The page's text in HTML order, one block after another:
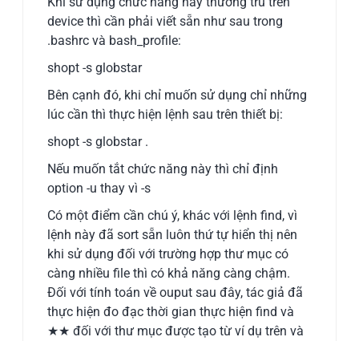
device thì cần phải viết sẵn như sau trong
.bashrc và bash_profile:
shopt -s globstar
Bên cạnh đó, khi chỉ muốn sử dụng chỉ những
lúc cần thì thực hiện lệnh sau trên thiết bị:
shopt -s globstar .
Nếu muốn tắt chức năng này thì chỉ định
option -u thay vì -s
Có một điểm cần chú ý, khác với lệnh find, vì
lệnh này đã sort sẵn luôn thứ tự hiển thị nên
khi sử dụng đối với trường hợp thư mục có
càng nhiều file thì có khả năng càng chậm.
Đối với tính toán về ouput sau đây, tác giả đã
thực hiện đo đạc thời gian thực hiện find và
★★ đối với thư mục được tạo từ ví dụ trên và